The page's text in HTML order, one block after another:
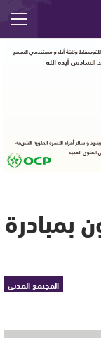
بمبادرة
المجتمع المدني